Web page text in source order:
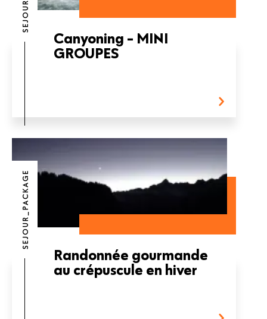
Canyoning - MINI
GROUPES
SEJOUR_PACKAGE
Randonnée gourmande
au crépuscule en hiver